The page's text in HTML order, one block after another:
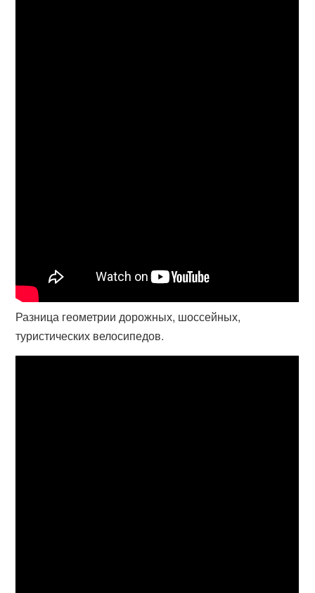
Разница геометрии дорожных, шоссейных,
туристических велосипедов.